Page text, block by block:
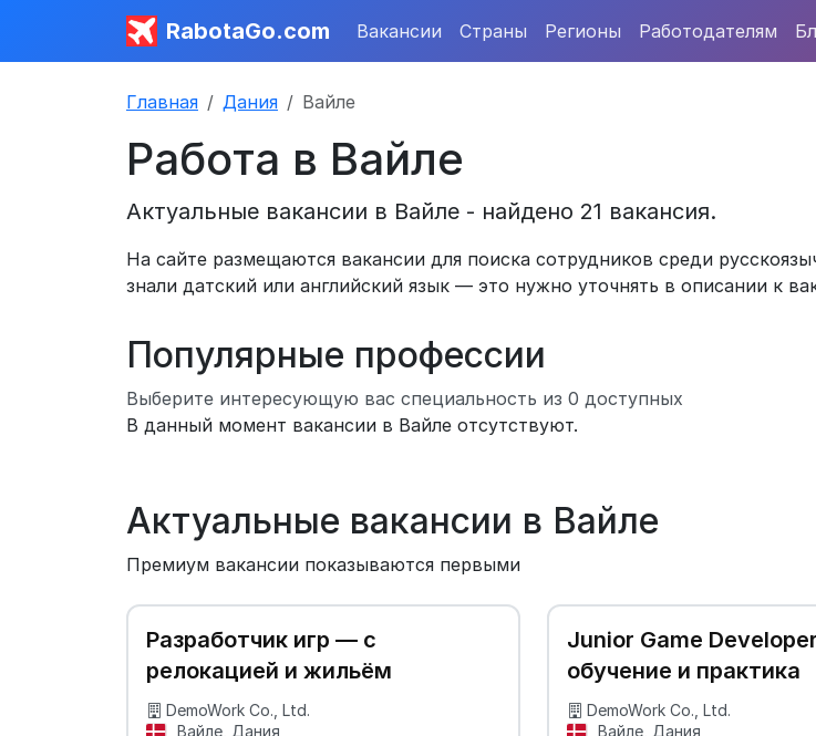
RabotaGo.com Вакансии Страны Регионы Работодателям
Главная Дания Вайле
Работа в Вайле
Актуальные вакансии в Вайле - найдено 21 вакансия.
На сайте размещаются вакансии для поиска сотрудников среди
знали датский или английский язык — это нужно уточнять в описании к
Популярные профессии
Выберите интересующую вас специальность из 0 доступных
В данный момент вакансии в Вайле отсутствуют.
Актуальные вакансии в Вайле
Премиум вакансии показываются первыми
Разработчик игр — с
релокацией и жильём
DemoWork Co., Ltd.
Вайле, Дания
Junior Game
обучение и практика
DemoWork Co., Ltd.
Вайле, Дания